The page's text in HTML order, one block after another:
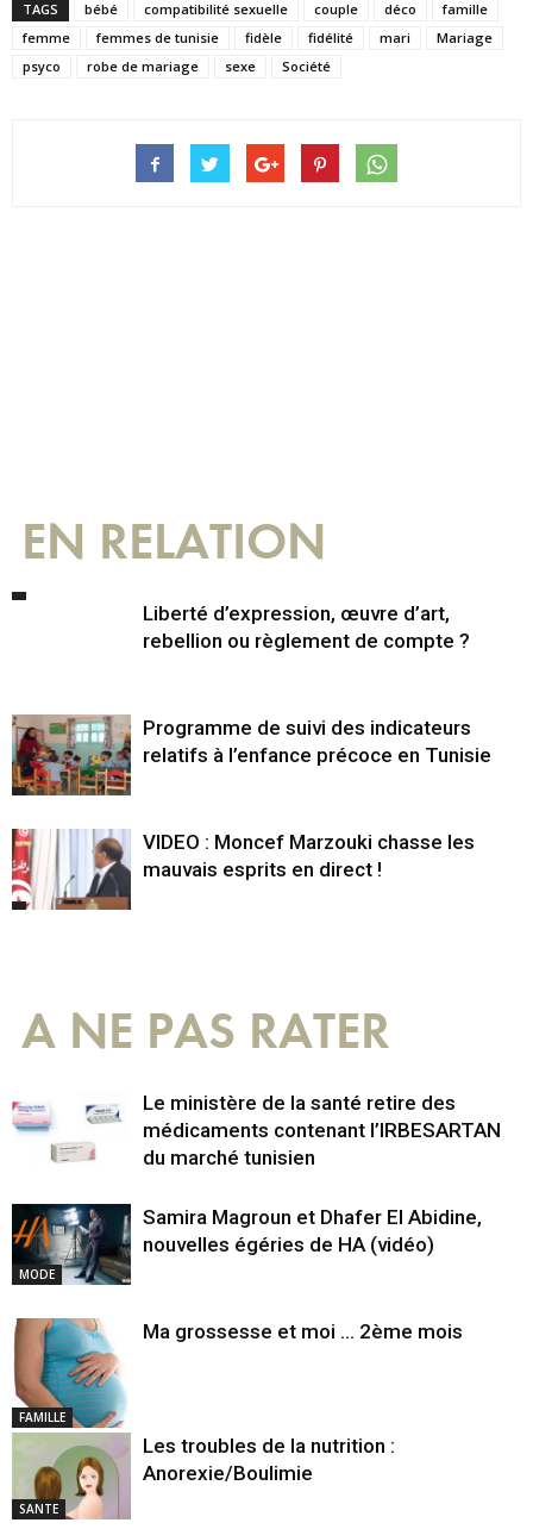
TAGS bébé compatibilité sexuelle couple déco
famille
femme
femmes de tunisie fidèle fidélité mari
Mariage
psyco
robe de mariage sexe Société
EN RELATION
Liberté d’expression, œuvre d’art,
rebellion ou règlement de compte ?
Programme de suivi des indicateurs
relatifs à l’enfance précoce en Tunisie
VIDEO : Moncef Marzouki chasse les
mauvais esprits en direct !
A NE PAS RATER
Le ministère de la santé retire des
médicaments contenant l’IRBESARTAN
du marché tunisien
MODE
Samira Magroun et Dhafer El Abidine,
nouvelles égéries de HA (vidéo)
FAMILLE
Ma grossesse et moi … 2ème mois
SANTE
Les troubles de la nutrition :
Anorexie/Boulimie